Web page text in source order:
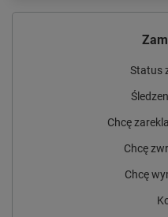
Status
Chcę
Chcę
Chcę